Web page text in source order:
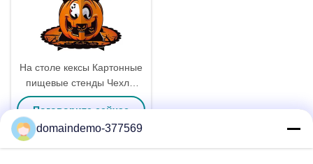
На столе кексы Картонные
пищевые стенды Чехлы
Хэллоуинская вечеринка
складной
Поговорите сейчас
domaindemo-377569